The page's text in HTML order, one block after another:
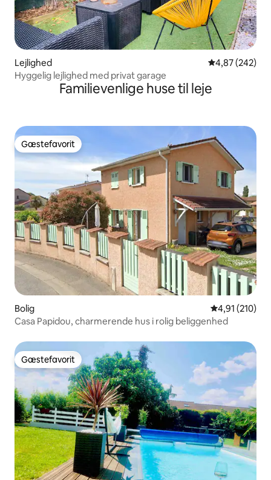
Lejlighed 4,87 ud af 5 i
4,87 (242)
Hyggelig lejlighed med privat garage
Familievenlige huse til leje
Gæstefavorit
Gæstefavorit
Bolig 4,91 ud af 5 i
4,91 (210)
Casa Papidou, charmerende hus i rolig beliggenhed
Gæstefavorit
Gæstefavorit